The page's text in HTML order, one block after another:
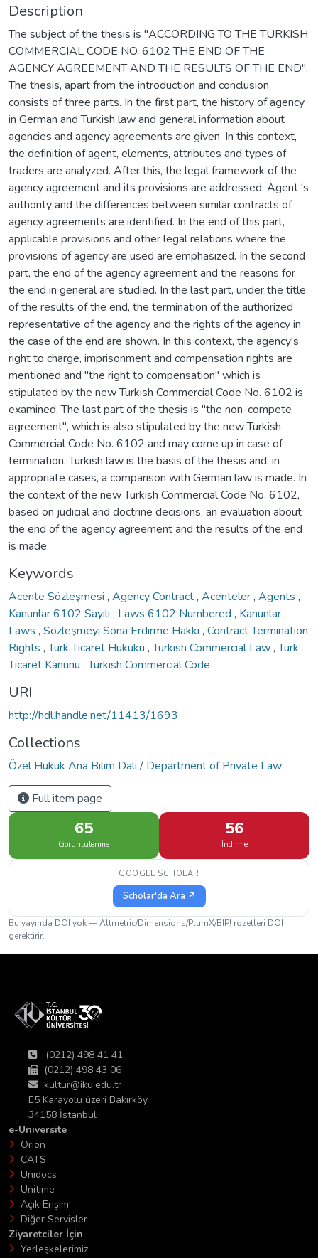
Description
The subject of the thesis is "ACCORDING TO THE TURKISH
COMMERCIAL CODE NO. 6102 THE END OF THE
AGENCY AGREEMENT AND THE RESULTS OF THE END".
The thesis, apart from the introduction and conclusion,
consists of three parts. In the first part, the history of agency
in German and Turkish law and general information about
agencies and agency agreements are given. In this context,
the definition of agent, elements, attributes and types of
traders are analyzed. After this, the legal framework of the
agency agreement and its provisions are addressed. Agent 's
authority and the differences between similar contracts of
agency agreements are identified. In the end of this part,
applicable provisions and other legal relations where the
provisions of agency are used are emphasized. In the second
part, the end of the agency agreement and the reasons for
the end in general are studied. In the last part, under the title
of the results of the end, the termination of the authorized
representative of the agency and the rights of the agency in
the case of the end are shown. In this context, the agency's
right to charge, imprisonment and compensation rights are
mentioned and "the right to compensation" which is
stipulated by the new Turkish Commercial Code No. 6102 is
examined. The last part of the thesis is "the non-compete
agreement", which is also stipulated by the new Turkish
Commercial Code No. 6102 and may come up in case of
termination. Turkish law is the basis of the thesis and, in
appropriate cases, a comparison with German law is made. In
the context of the new Turkish Commercial Code No. 6102,
based on judicial and doctrine decisions, an evaluation about
the end of the agency agreement and the results of the end
is made.
Keywords
Acente Sözleşmesi , Agency Contract, Acenteler, Agents ,
Kanunlar 6102 Sayılı , Laws 6102 Numbered , Kanunlar,
Laws , Sözleşmeyi Sona Erdirme Hakkı , Contract Termination
Rights ,Türk Ticaret Hukuku ,Turkish Commercial Law,Türk
Ticaret Kanunu ,Turkish Commercial Code
URI
http://hdl.handle.net/11413/1693
Collections
Özel Hukuk Ana Bilim Dalı / Department of Private Law
Full item page
65
Görüntülenme
56
İndirme
GOOGLE SCHOLAR
Scholar'da Ara ↗
Bu yayında DOI yok — Altmetric/Dimensions/PlumX/BIP! rozetleri DOI
gerektirir.
(0212) 498 41 41
(0212) 498 43 06
kultur@iku.edu.tr
E5 Karayolu üzeri Bakırköy
34158 İstanbul
e-Üniversite
Orion
CATS
Unidocs
Unitime
Açık Erişim
Diğer Servisler
Ziyaretciler İçin
Yerleşkelerimiz